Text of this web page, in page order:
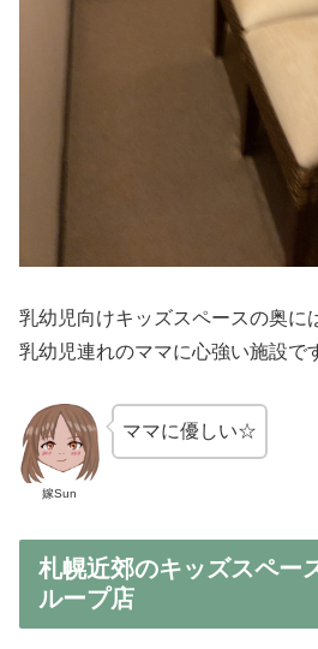
乳幼児向けキッズスペースの奥に
乳幼児連れのママに心強い施設で
嫁Sun
ママに優しい☆
札幌近郊のキッズスペー
ループ店